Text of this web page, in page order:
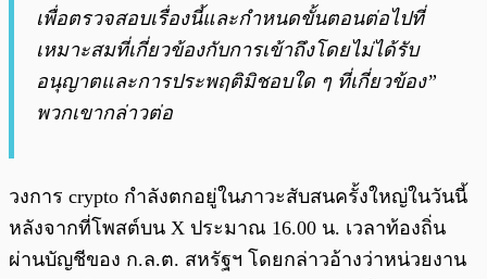
เพื่อตรวจสอบเรื่องนี้และกำหนดขั้นตอนต่อไปที่
เหมาะสมที่เกี่ยวข้องกับการเข้าถึงโดยไม่ได้รับ
อนุญาตและการประพฤติมิชอบใด ๆ ที่เกี่ยวข้อง”
พวกเขากล่าวต่อ
วงการ crypto กำลังตกอยู่ในภาวะสับสนครั้งใหญ่ในวันนี้
หลังจากที่โพสต์บน X ประมาณ 16.00 น. เวลาท้องถิ่น
ผ่านบัญชีของ ก.ล.ต. สหรัฐฯ โดยกล่าวอ้างว่าหน่วยงาน